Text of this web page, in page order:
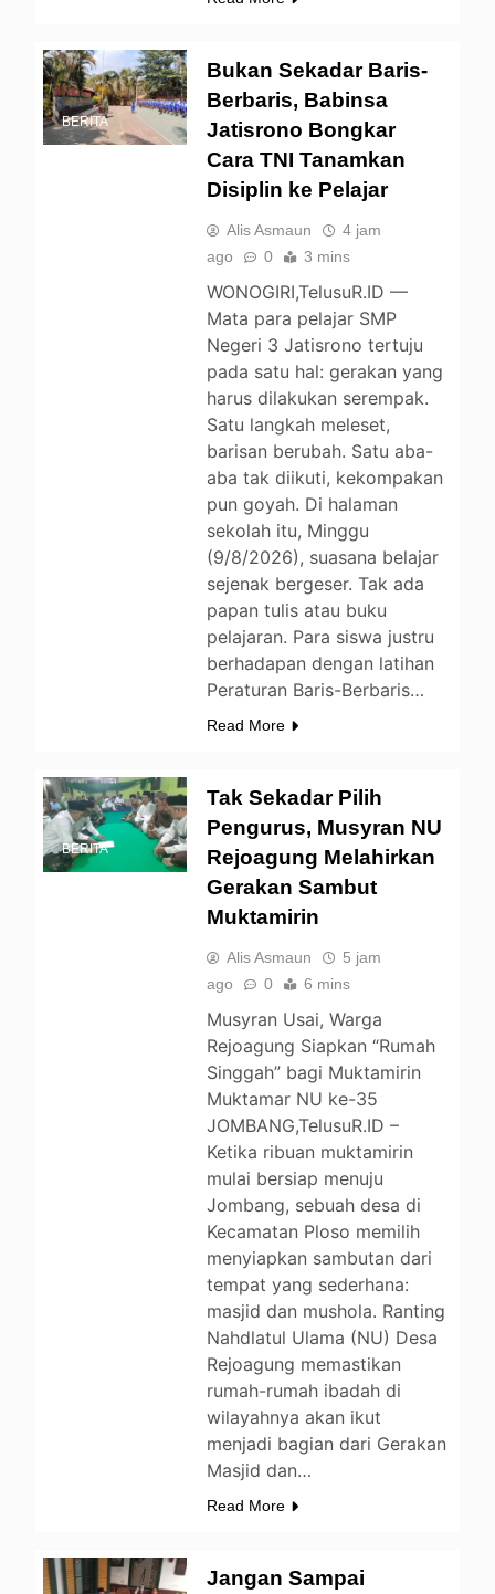
BERITA
Bukan Sekadar Baris-
Berbaris, Babinsa
Jatisrono Bongkar
Cara TNI Tanamkan
Disiplin ke Pelajar
Alis Asmaun
4 jam
ago
0 3 mins
WONOGIRI,TelusuR.ID —
Mata para pelajar SMP
Negeri 3 Jatisrono tertuju
pada satu hal: gerakan yang
harus dilakukan serempak.
Satu langkah meleset,
barisan berubah. Satu aba-
aba tak diikuti, kekompakan
pun goyah. Di halaman
sekolah itu, Minggu
(9/8/2026), suasana belajar
sejenak bergeser. Tak ada
papan tulis atau buku
pelajaran. Para siswa justru
berhadapan dengan latihan
Peraturan Baris-Berbaris…
Read More
BERITA
Tak Sekadar Pilih
Pengurus, Musyran NU
Rejoagung Melahirkan
Gerakan Sambut
Muktamirin
Alis Asmaun
5 jam
ago
0 6 mins
Musyran Usai, Warga
Rejoagung Siapkan “Rumah
Singgah” bagi Muktamirin
Muktamar NU ke-35
JOMBANG,TelusuR.ID –
Ketika ribuan muktamirin
mulai bersiap menuju
Jombang, sebuah desa di
Kecamatan Ploso memilih
menyiapkan sambutan dari
tempat yang sederhana:
masjid dan mushola. Ranting
Nahdlatul Ulama (NU) Desa
Rejoagung memastikan
rumah-rumah ibadah di
wilayahnya akan ikut
menjadi bagian dari Gerakan
Masjid dan…
Read More
Jangan Sampai